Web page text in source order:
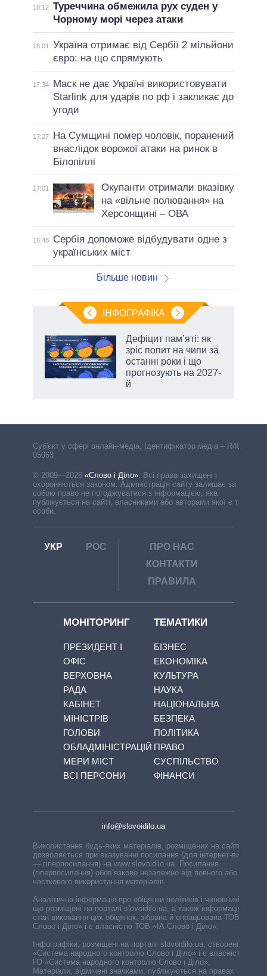
18:12 Туреччина обмежила рух суден у
Чорному морі через атаки
18:01
Україна отримає від Сербії 2 мільйони
євро: на що спрямують
17:34
Маск не дає Україні використовувати
Starlink для ударів по рф і закликає до
угоди
17:27
На Сумщині помер чоловік, поранений
внаслідок ворожої атаки на ринок в
Білопіллі
17:01
Окупанти отримали вказівку
на «вільне полювання» на
Херсонщині – ОВА
16:48
Сербія допоможе відбудувати одне з
українських міст
Більше новин
ІНФОГРАФІКА
Дефіцит пам’яті: як
зріс попит на чипи за
останні роки і що
прогнозують на 2027-
й
Cуб'єкт у сфері онлайн-медіа. Ідентифікатор медіа – R40-
05063
© 2009—2026 «Слово і Діло». Всі права захищені і
охороняються законом. Адміністрація сайту залишає за
собою право не погоджуватися з інформацією, яка
публікується на сайті, власниками або авторами якої є треті
особи.
УКР РОС
ПРО НАС
КОНТАКТИ
ПРАВИЛА
МОНІТОРИНГ
ПРЕЗИДЕНТ І
ОФІС
ВЕРХОВНА
РАДА
КАБІНЕТ
МІНІСТРІВ
ГОЛОВИ
ОБЛАДМІНІСТРАЦІЙ
МЕРИ МІСТ
ВСІ ПЕРСОНИ
ТЕМАТИКИ
БІЗНЕС
ЕКОНОМІКА
КУЛЬТУРА
НАУКА
НАЦІОНАЛЬНА
БЕЗПЕКА
ПОЛІТИКА
ПРАВО
СУСПІЛЬСТВО
ФІНАНСИ
info@slovoidilo.ua
Використання будь-яких матеріалів, розміщених на сайті,
дозволяється при вказуванні посилання (для інтернет-видань
— гіперпосилання) на www.slovoidilo.ua. Посилання
(гіперпосилання) обов’язкове незалежно від повного або
часткового використання матеріалів.
Аналітична інформація про обіцянки політиків і чиновників,
що розміщені на порталі slovoidilo.ua, а також інформація про
стан виконання цих обіцянок, зібрана й опрацьована ТОВ «ІА
Слово і Діло» і є власністю ТОВ «ІА Слово і Діло».
Інфографіки, розміщені на порталі slovoidilo.ua, створені ГО
«Система народного контролю Слово і Діло» і є власністю
ГО «Система народного контролю Слово і Діло».
Матеріали, відмічені значками, публікуються на правах